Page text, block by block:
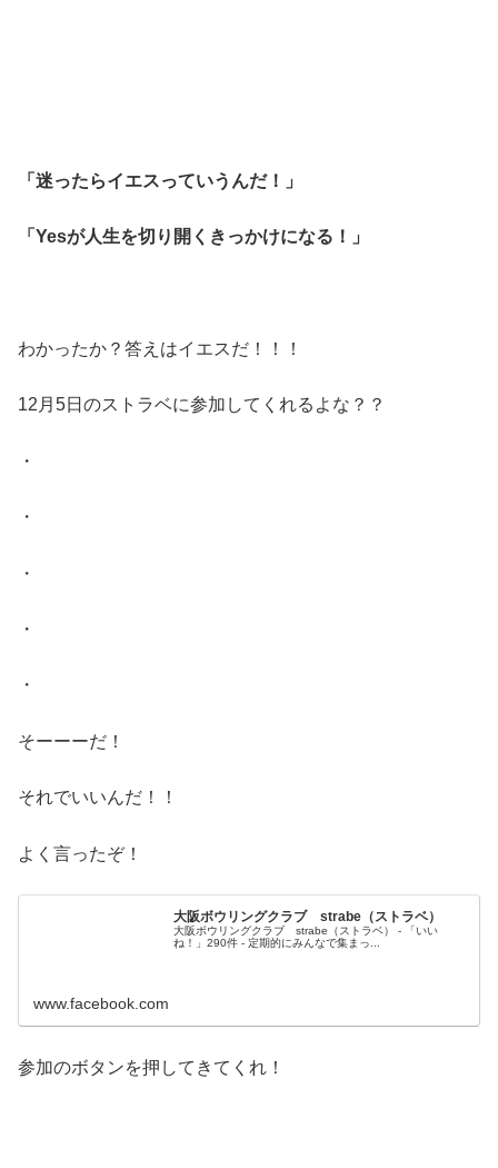
「迷ったらイエスっていうんだ！」
「Yesが人生を切り開くきっかけになる！」
わかったか？答えはイエスだ！！！
12月5日のストラベに参加してくれるよな？？
・
・
・
・
・
そーーーだ！
それでいいんだ！！
よく言ったぞ！
大阪ボウリングクラブ strabe（ストラベ）
大阪ボウリングクラブ strabe（ストラベ） - 「いい
ね！」290件 - 定期的にみんなで集まっ...
www.facebook.com
参加のボタンを押してきてくれ！